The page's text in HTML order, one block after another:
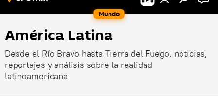
Mundo
América Latina
Desde el Río Bravo hasta Tierra del Fuego, noticias,
reportajes y análisis sobre la realidad
latinoamericana